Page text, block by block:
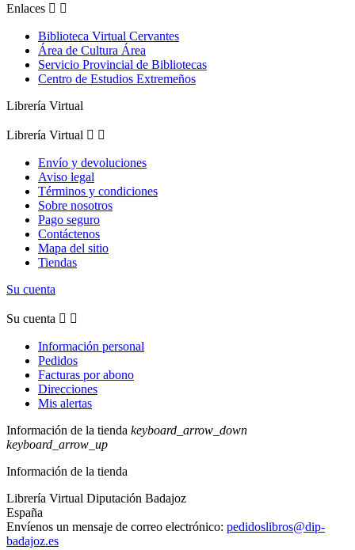
Enlaces  
Biblioteca Virtual Cervantes
Área de Cultura Área
Servicio Provincial de Bibliotecas
Centro de Estudios Extremeños
Librería Virtual
Librería Virtual  
Envío y devoluciones
Aviso legal
Términos y condiciones
Sobre nosotros
Pago seguro
Contáctenos
Mapa del sitio
Tiendas
Su cuenta
Su cuenta  
Información personal
Pedidos
Facturas por abono
Direcciones
Mis alertas
Información de la tienda keyboard_arrow_down
keyboard_arrow_up
Información de la tienda
Librería Virtual Diputación Badajoz
España
Envíenos un mensaje de correo electrónico: pedidoslibros@dip-
badajoz.es